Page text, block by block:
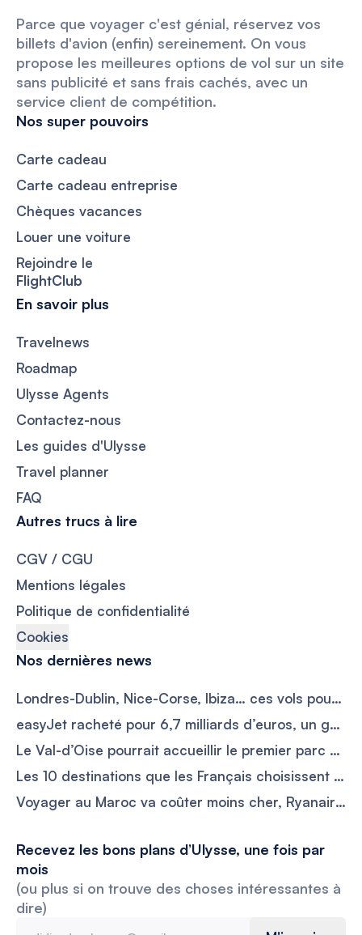
Parce que voyager c'est génial, réservez vos
billets d'avion (enfin) sereinement. On vous
propose les meilleures options de vol sur un site
sans publicité et sans frais cachés, avec un
service client de compétition.
Nos super pouvoirs
Carte cadeau
Carte cadeau entreprise
Chèques vacances
Louer une voiture
Rejoindre le
FlightClub
En savoir plus
Travelnews
Roadmap
Ulysse Agents
Contactez-nous
Les guides d'Ulysse
Travel planner
FAQ
Autres trucs à lire
CGV / CGU
Mentions légales
Politique de confidentialité
Cookies
Nos dernières news
Londres-Dublin, Nice-Corse, Ibiza… ces vols pourraient devenir les premiers trajets en avion électrique
easyJet racheté pour 6,7 milliards d’euros, un géant américain prend les commandes de la compagnie
Le Val-d’Oise pourrait accueillir le premier parc Dragon Ball d’Europe sur les ruines de Mirapolis
Les 10 destinations que les Français choisissent pour éviter la foule et payer moins cher en septembre
Voyager au Maroc va coûter moins cher, Ryanair ajoute 17 nouvelles liaisons vers l’Europe
Recevez les bons plans d’Ulysse, une fois par
mois
(ou plus si on trouve des choses intéressantes à
dire)